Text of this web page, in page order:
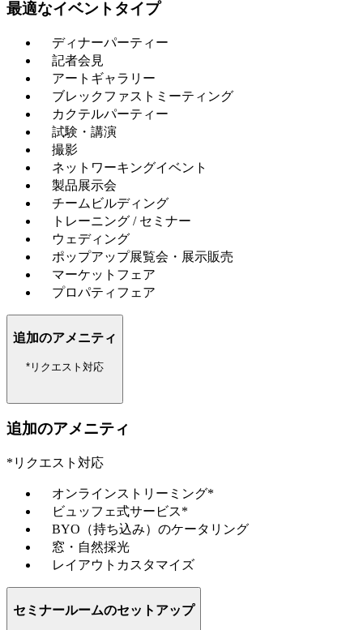
最適なイベントタイプ
ディナーパーティー
記者会見
アートギャラリー
ブレックファストミーティング
カクテルパーティー
試験・講演
撮影
ネットワーキングイベント
製品展示会
チームビルディング
トレーニング / セミナー
ウェディング
ポップアップ展覧会・展示販売
マーケットフェア
プロパティフェア
追加のアメニティ
*リクエスト対応
追加のアメニティ
*リクエスト対応
オンラインストリーミング*
ビュッフェ式サービス*
BYO（持ち込み）のケータリング
窓・自然採光
レイアウトカスタマイズ
セミナールームのセットアップ